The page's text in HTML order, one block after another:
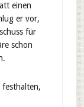
einen
er vor,
für
schon
festhalten,